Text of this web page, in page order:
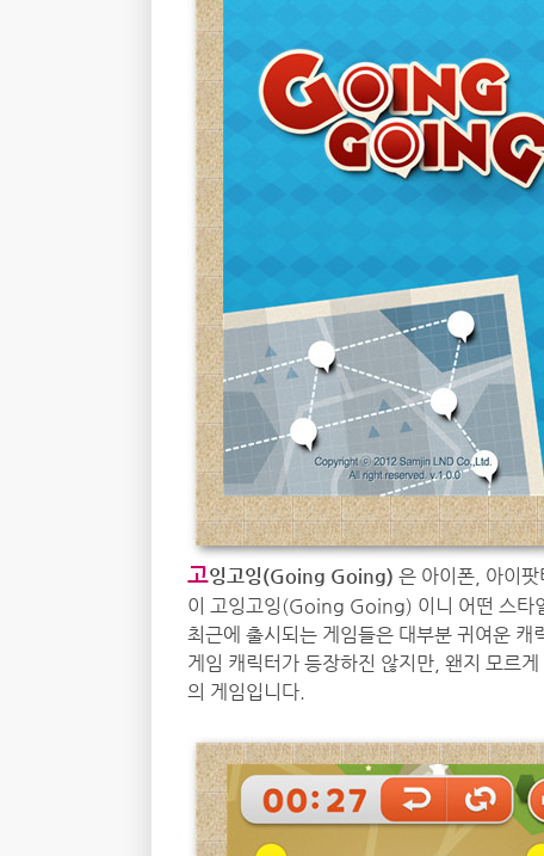
고잉고잉(Going Going) 은 아이폰, 아이
이 고잉고잉(Going Going) 이니 어떤 스타
최근에 출시되는 게임들은 대부분 귀여운
게임 캐릭터가 등장하진 않지만, 왠지 모르
의 게임입니다.